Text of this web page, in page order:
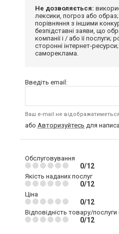
Не дозволяється:
лексики, погроз або
порівняння з іншими
безпідставні заяви, що
компанії і / або її
сторонні інтернет-
самореклама.
Введіть email:
Ваш e-mail не відображатиметься
або Авторизуйтесь для
Обслуговування
0/12
Якість наданих послуг
0/12
Ціна
0/12
Відповідність товару/послуги
0/12